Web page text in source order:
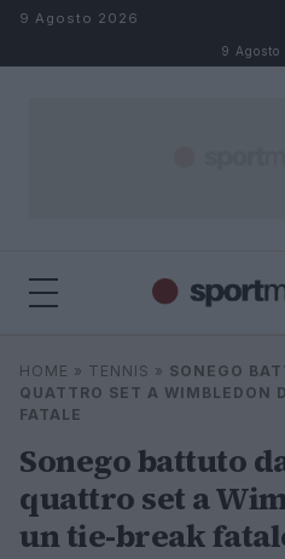
Salta al contenuto
9 Agosto 2026
9 Agosto
Cerca
HOME » TENNIS » SONEGO
QUATTRO SET A WIMBLEDON
FATALE
Sonego battuto
quattro set a
un tie-break